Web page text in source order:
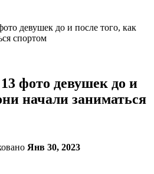
девушек до и после того, как
спортом
фото девушек до и
начали заниматься
Янв 30, 2023